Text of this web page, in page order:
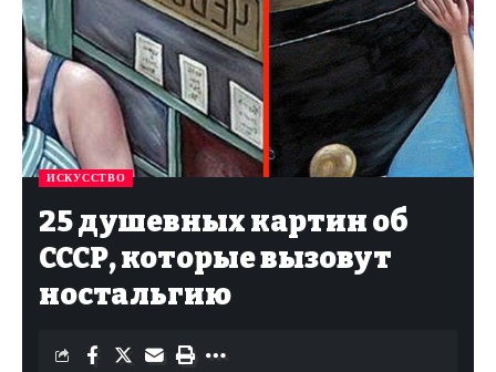
ИСКУССТВО
25 душевных картин об
СССР, которые вызовут
ностальгию